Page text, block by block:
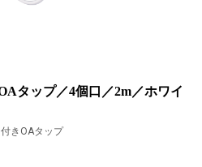
タップ／4個口／2m／ホワイ
きOAタップ